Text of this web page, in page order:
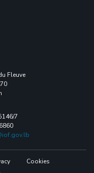
Fleuve
7
Cookies